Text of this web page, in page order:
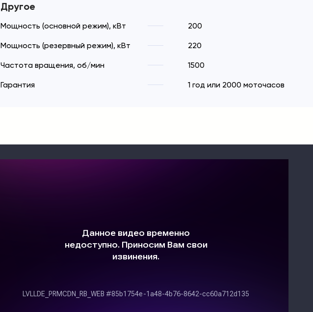
Другое
Мощность (основной режим), кВт 200
Мощность (резервный режим), кВт 220
Частота вращения, об/мин 1500
Гарантия 1 год или 2000 моточасов